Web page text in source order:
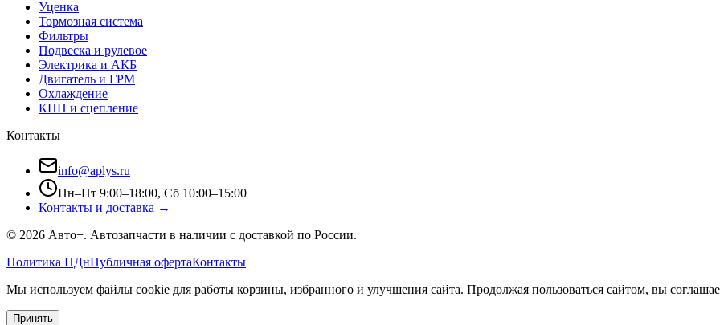
Уценка
Тормозная система
Фильтры
Подвеска и рулевое
Электрика и АКБ
Двигатель и ГРМ
Охлаждение
КПП и сцепление
Контакты
info@aplys.ru
Пн–Пт 9:00–18:00, Сб 10:00–15:00
Контакты и доставка →
© 2026 Авто+. Автозапчасти в наличии с доставкой по России.
Политика ПДнПубличная офертаКонтакты
Мы используем файлы cookie для работы корзины, избранного и улучшения сайта. Продолжая пользоваться сайтом, вы
Принять